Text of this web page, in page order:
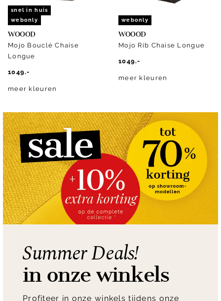
snel in huis
webonly
WOOOD
Mojo Bouclé Chaise
Longue
1049.-
meer kleuren
webonly
WOOOD
Mojo Rib Chaise Longue
1049.-
meer kleuren
Summer Deals!
in onze winkels
Profiteer in onze winkels tijdens onze